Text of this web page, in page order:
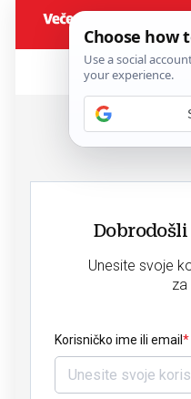
Unesite svoje
za
Korisničko ime ili email